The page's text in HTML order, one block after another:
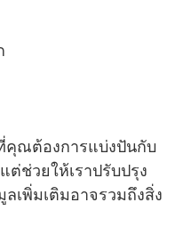
คุณต้องการแบ่งปันกับ
ต่ช่วยให้เราปรับปรุง
เพิ่มเติมอาจรวมถึงสิ่ง